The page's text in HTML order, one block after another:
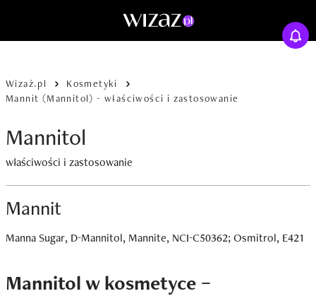
Wizaż.pl
Kosmetyki
Mannit (Mannitol) - właściwości i zastosowanie
Mannitol
właściwości i zastosowanie
Mannit
Manna Sugar, D-Mannitol, Mannite, NCI-C50362; Osmitrol, E421
Mannitol w kosmetyce –